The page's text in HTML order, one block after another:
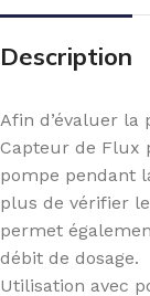
Description
Afin d’évaluer la
Capteur de Flux
pompe pendant
plus de vérifier
permet
débit de dosage.
Utilisation avec